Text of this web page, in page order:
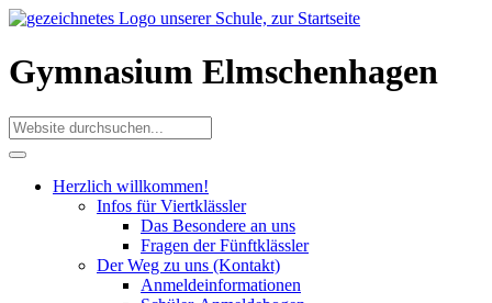
Gymnasium Elmschenhagen
Herzlich willkommen!
Infos für Viertklässler
Das Besondere an uns
Fragen der Fünftklässler
Der Weg zu uns (Kontakt)
Anmeldeinformationen